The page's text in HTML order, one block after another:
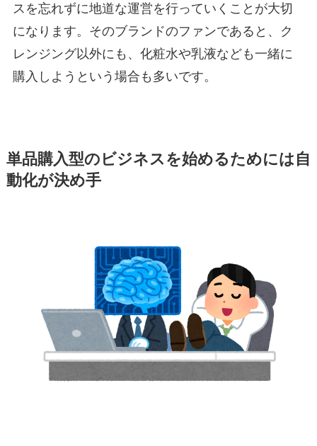
スを忘れずに地道な運営を行っていくことが大切
になります。そのブランドのファンであると、ク
レンジング以外にも、化粧水や乳液なども一緒に
購入しようという場合も多いです。
単品購入型のビジネスを始めるためには自
動化が決め手